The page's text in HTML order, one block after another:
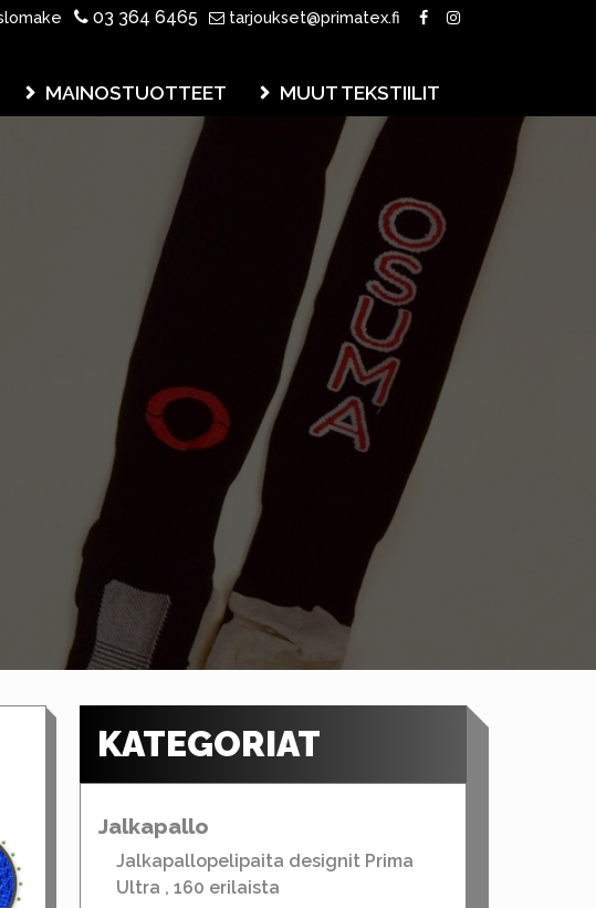
03 364 6465 tarjoukset@primatex.fi
MAINOSTUOTTEET MUUT TEKSTIILIT
KATEGORIAT
Jalkapallo
Jalkapallopelipaita designit Prima
Ultra , 160 erilaista